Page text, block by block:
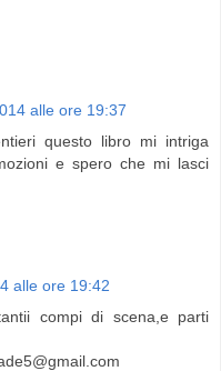
alle ore 19:37
questo libro mi intriga
e spero che mi lasci
alle ore 19:42
compi di scena,e parti